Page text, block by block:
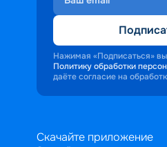
Нажимая «Подписаться»
Политику обработки
даёте согласие на
Скачайте приложение